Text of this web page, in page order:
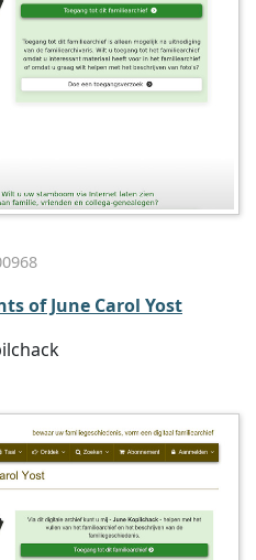
of June Carol Yost